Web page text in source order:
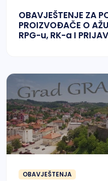
OBAVJEŠTENJE ZA
PROIZVOĐAČE O
RPG-u, RK-a I
OBAVJEŠTENJA